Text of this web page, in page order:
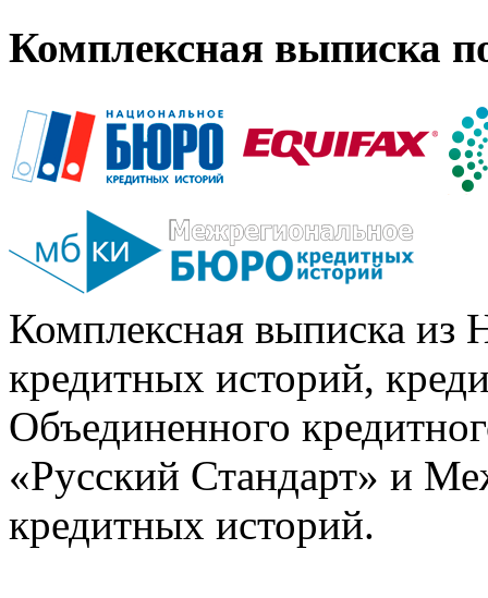
Комплексная выписка
Комплексная выписка из
кредитных историй,
Объединенного
«Русский Стандарт» и
кредитных историй.